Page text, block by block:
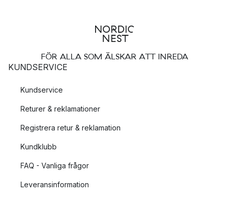
FÖR ALLA SOM ÄLSKAR ATT INREDA
KUNDSERVICE
Kundservice
Returer & reklamationer
Registrera retur & reklamation
Kundklubb
FAQ - Vanliga frågor
Leveransinformation